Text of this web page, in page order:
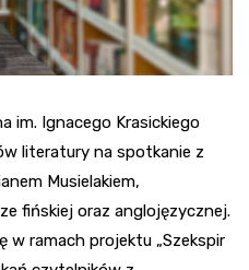
im. Ignacego Krasickiego
literatury na spotkanie z
Musielakiem,
fińskiej oraz anglojęzycznej.
w ramach projektu „Szekspir